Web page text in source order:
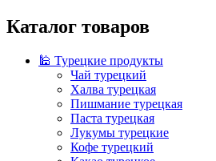
Каталог товаров
🕌 Турецкие продукты
Чай турецкий
Халва турецкая
Пишмание турецкая
Паста турецкая
Лукумы турецкие
Кофе турецкий